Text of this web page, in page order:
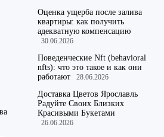
Оценка ущерба после залива
квартиры: как получить
адекватную компенсацию
30.06.2026
Поведенческие Nft (behavioral
nfts): что это такое и как они
работают
28.06.2026
Доставка Цветов Ярославль
Радуйте Своих Близких
Красивыми Букетами
26.06.2026